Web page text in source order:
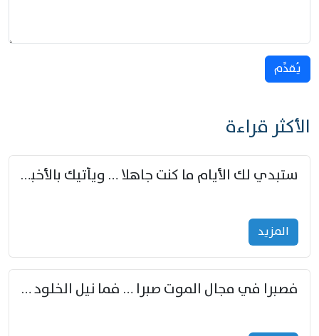
يُقدِّم
الأكثر قراءة
ستبدي لك الأيام ما كنت جاهلا … ويأتيك بالأخبار من لم تزوّد
المزید
فصبرا في مجال الموت صبرا … فما نيل الخلود بمستطاع